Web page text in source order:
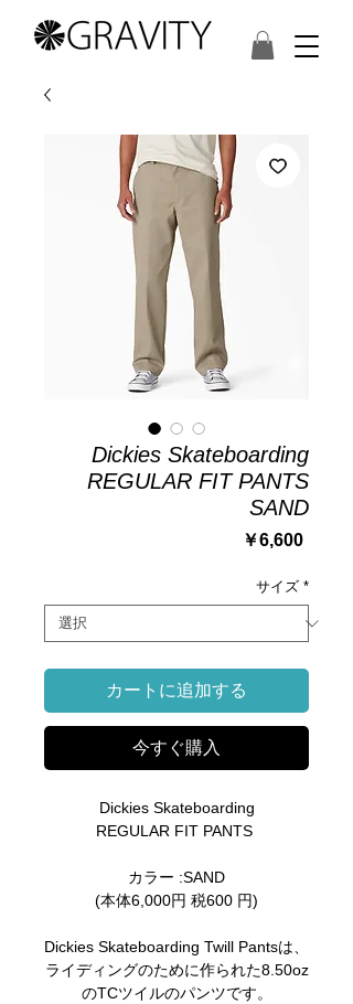
Dickies Skateboarding
REGULAR FIT PANTS
SAND
￥6,600価
サイズ *
カートに追加する
今すぐ購入
Dickies Skateboarding
REGULAR FIT PANTS
カラー :SAND
(本体6,000円 税600 円)
Dickies Skateboarding Twill Pantsは、
ライディングのために作られた8.50oz
のTCツイルのパンツです。